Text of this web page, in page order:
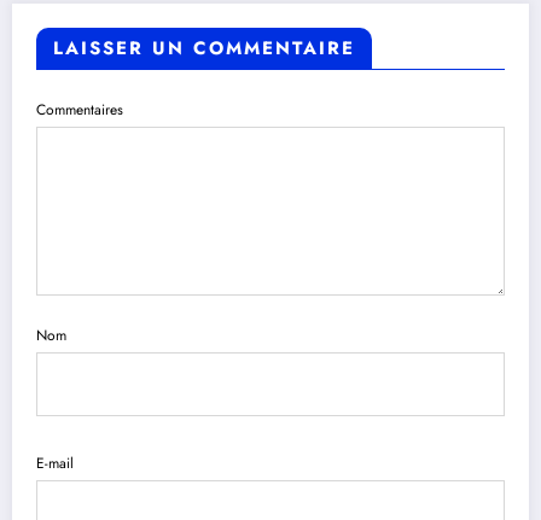
LAISSER UN COMMENTAIRE
Commentaires
Nom
E-mail